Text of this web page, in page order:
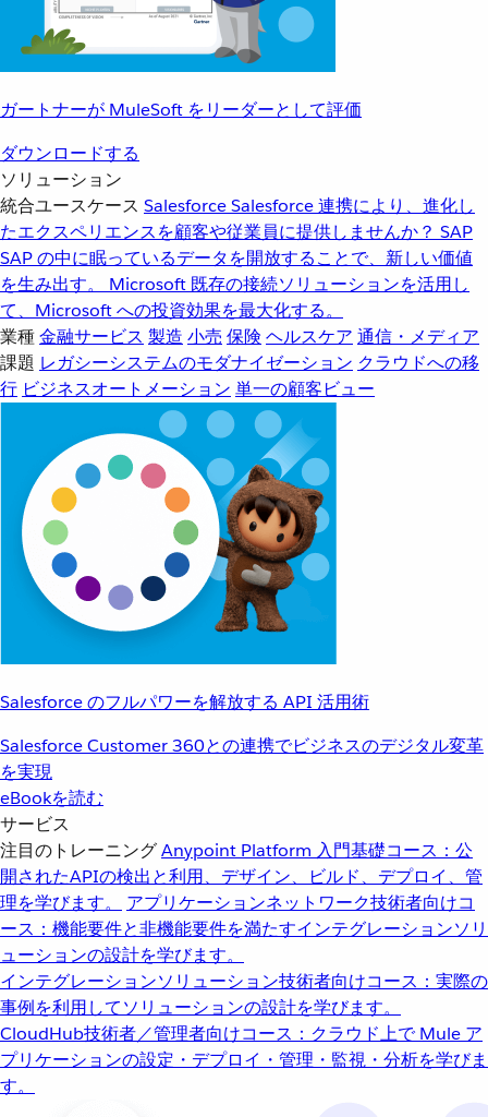
ガートナーが MuleSoft をリーダーとして評価
ダウンロードする
ソリューション
統合ユースケース SalesforceSalesforce 連携により、進化し
たエクスペリエンスを顧客や従業員に提供しませんか？ SAP
SAP の中に眠っているデータを開放することで、新しい価値
を生み出す。
Microsoft 既存の接続ソリューションを活用し
て、Microsoft への投資効果を最大化する。
業種金融サービス 製造 小売 保険 ヘルスケア 通信・メディア
課題 レガシーシステムのモダナイゼーション クラウドへの移
行 ビジネスオートメーション 単一の顧客ビュー
Salesforce のフルパワーを解放する API 活用術
Salesforce Customer 360との連携でビジネスのデジタル変革
を実現
eBookを読む
サービス
注目のトレーニングAnypoint Platform 入門基礎コース：公
開されたAPIの検出と利用、デザイン、ビルド、デプロイ、管
理を学びます。
アプリケーションネットワーク技術者向けコ
ース：機能要件と非機能要件を満たすインテグレーションソリ
ューションの設計を学びます。
インテグレーションソリューション技術者向けコース：実際の
事例を利用してソリューションの設計を学びます。
CloudHub技術者／管理者向けコース：クラウド上で Mule ア
プリケーションの設定・デプロイ・管理・監視・分析を学びま
す。